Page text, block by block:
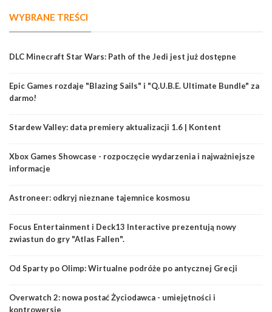
WYBRANE TREŚCI
DLC Minecraft Star Wars: Path of the Jedi jest już dostępne
Epic Games rozdaje "Blazing Sails" i "Q.U.B.E. Ultimate Bundle" za
darmo!
Stardew Valley: data premiery aktualizacji 1.6 | Kontent
Xbox Games Showcase - rozpoczęcie wydarzenia i najważniejsze
informacje
Astroneer: odkryj nieznane tajemnice kosmosu
Focus Entertainment i Deck13 Interactive prezentują nowy
zwiastun do gry "Atlas Fallen".
Od Sparty po Olimp: Wirtualne podróże po antycznej Grecji
Overwatch 2: nowa postać Życiodawca - umiejętności i
kontrowersje